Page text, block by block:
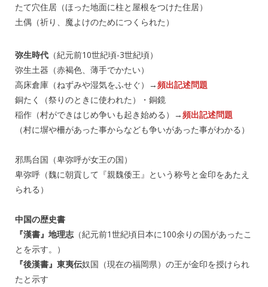
たて穴住居（ほった地面に柱と屋根をつけた住居）
土偶（祈り、魔よけのためにつくられた）
弥生時代 （紀元前10世紀頃-3世紀頃）
弥生土器（赤褐色、薄手でかたい）
高床倉庫（ねずみや湿気をふせぐ）→頻出記述問題
銅たく（祭りのときに使われた）・銅鏡
稲作（村ができはじめ争いも起き始める）→頻出記述問題
（村に塀や柵があった事からなども争いがあった事がわかる）
邪馬台国（卑弥呼が女王の国）
卑弥呼（魏に朝貢して『親魏倭王』という称号と金印をあたえ
られる）
中国の歴史書
『漢書』地理志 （紀元前1世紀頃日本に100余りの国があったこ
とを示す。）
『後漢書』東夷伝奴国（現在の福岡県）の王が金印を授けられ
たと示す